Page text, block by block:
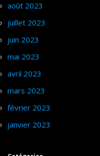
août 2023
juillet 2023
juin 2023
mai 2023
avril 2023
mars 2023
février 2023
janvier 2023